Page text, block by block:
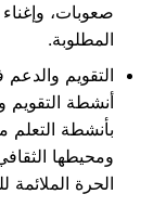
صعوبات،
المطلوبة.
التقويم
أنشطة التقويم
بأنشطة
ومحيطها
الحرة الملائمة